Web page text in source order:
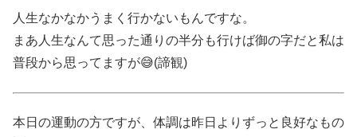
人生なかなかうまく行かないもんですな。
まあ人生なんて思った通りの半分も行けば御の字だと私は
普段から思ってますが😅(諦観)
本日の運動の方ですが、体調は昨日よりずっと良好なもの